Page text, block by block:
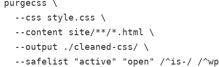
purgecss \
  --css style.css \
  --content site/**/*.html \
  --output ./cleaned-css/ \
--safelist "active" "open" /^is-/ /